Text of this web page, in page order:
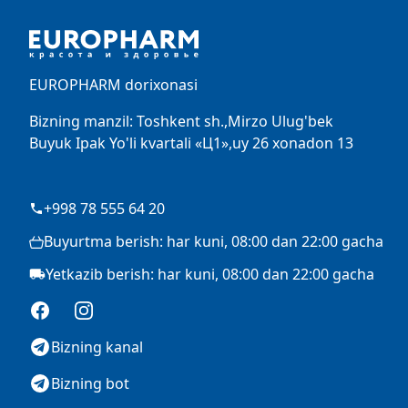
EUROPHARM dorixonasi
Bizning manzil: Toshkent sh.,Mirzo Ulug'bek
Buyuk Ipak Yo'li kvartali «Ц1»,uy 26 xonadon 13
+998 78 555 64 20
Buyurtma berish: har kuni, 08:00 dan 22:00 gacha
Yetkazib berish: har kuni, 08:00 dan 22:00 gacha
FacebookInstagram
Bizning kanal
Bizning bot